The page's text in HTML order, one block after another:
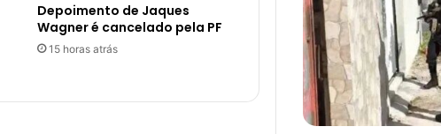
Depoimento de Jaques
Wagner é cancelado pela PF
15 horas atrás